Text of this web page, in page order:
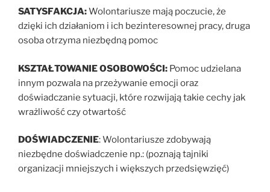
SATYSFAKCJA:Wolontariusze mają poczucie, że
dzięki ich działaniom i ich bezinteresownej pracy, druga
osoba otrzyma niezbędną pomoc
KSZTAŁTOWANIE OSOBOWOŚCI: Pomoc udzielana
innym pozwala na przeżywanie emocji oraz
doświadczanie sytuacji, które rozwijają takie cechy jak
wrażliwość czy otwartość
DOŚWIADCZENIE: Wolontariusze zdobywają
niezbędne doświadczenie np.: (poznają tajniki
organizacji mniejszych i większych przedsięwzięć)